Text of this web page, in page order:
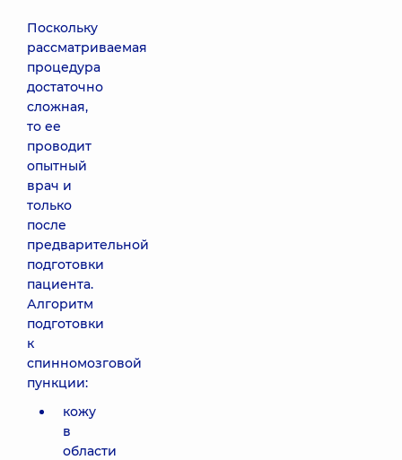
Поскольку
рассматриваемая
процедура
достаточно
сложная,
то ее
проводит
опытный
врач и
только
после
предварительной
подготовки
пациента.
Алгоритм
подготовки
к
спинномозговой
пункции:
кожу
в
области